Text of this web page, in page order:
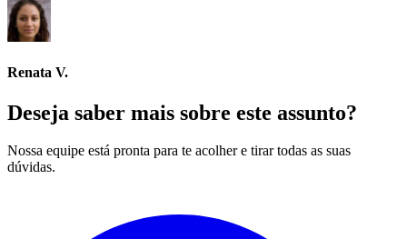
Renata V.
Deseja saber mais sobre este assunto?
Nossa equipe está pronta para te acolher e tirar todas as suas
dúvidas.